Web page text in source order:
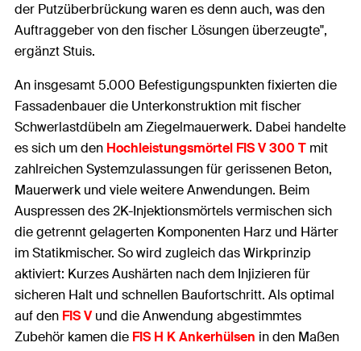
der Putzüberbrückung waren es denn auch, was den
Auftraggeber von den fischer Lösungen überzeugte",
ergänzt Stuis.
An insgesamt 5.000 Befestigungspunkten fixierten die
Fassadenbauer die Unterkonstruktion mit fischer
Schwerlastdübeln am Ziegelmauerwerk. Dabei handelte
es sich um den Hochleistungsmörtel FIS V 300 T mit
zahlreichen Systemzulassungen für gerissenen Beton,
Mauerwerk und viele weitere Anwendungen. Beim
Auspressen des 2K-Injektionsmörtels vermischen sich
die getrennt gelagerten Komponenten Harz und Härter
im Statikmischer. So wird zugleich das Wirkprinzip
aktiviert: Kurzes Aushärten nach dem Injizieren für
sicheren Halt und schnellen Baufortschritt. Als optimal
auf den FIS Vund die Anwendung abgestimmtes
Zubehör kamen die FIS H K Ankerhülsen in den Maßen